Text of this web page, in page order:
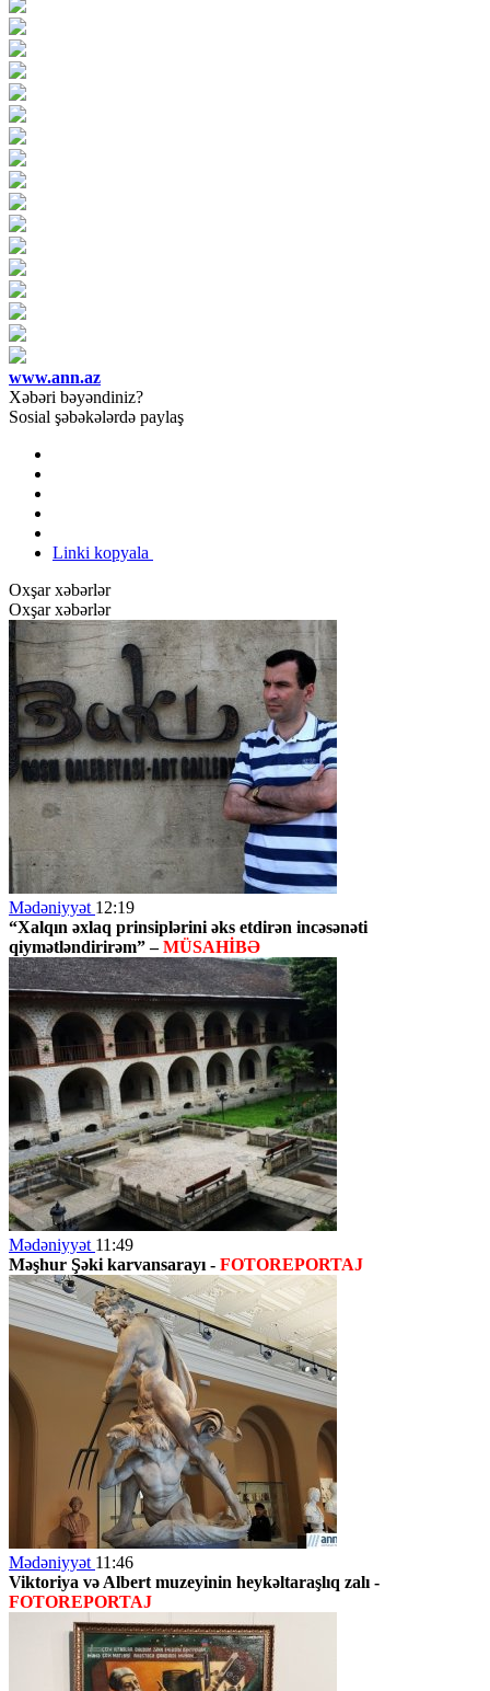
www.ann.az
Xəbəri bəyəndiniz?
Sosial şəbəkələrdə paylaş
Linki kopyala
Oxşar xəbərlər
Oxşar xəbərlər
Mədəniyyət 12:19
“Xalqın əxlaq prinsiplərini əks etdirən incəsənəti
qiymətləndirirəm” –MÜSAHİBƏ
Mədəniyyət 11:49
Məşhur Şəki karvansarayı - FOTOREPORTAJ
Mədəniyyət 11:46
Viktoriya və Albert muzeyinin heykəltaraşlıq zalı -
FOTOREPORTAJ